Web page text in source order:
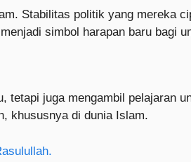
Stabilitas politik yang mereka
simbol harapan baru bagi
tetapi juga mengambil pelajaran
khususnya di dunia Islam.